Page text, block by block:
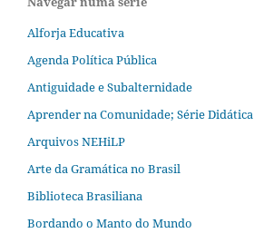
Alforja Educativa
Agenda Política Pública
Antiguidade e Subalternidade
Aprender na Comunidade; Série Didática
Arquivos NEHiLP
Arte da Gramática no Brasil
Biblioteca Brasiliana
Bordando o Manto do Mundo